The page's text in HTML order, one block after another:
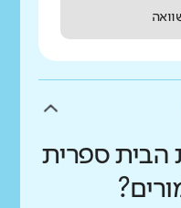
הבית ספרית